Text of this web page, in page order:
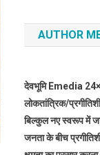
AUTHOR
देवभूमि Emedia
लोकतांत्रिक/
बिल्कुल नए स्वरूप में
जनता के बीच